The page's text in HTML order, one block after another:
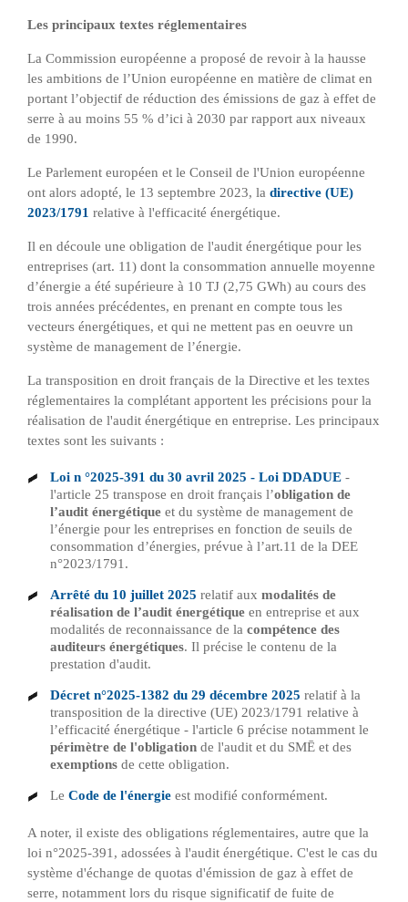
Les principaux textes réglementaires
La Commission européenne a proposé de revoir à la hausse
les ambitions de l’Union européenne en matière de climat en
portant l’objectif de réduction des émissions de gaz à effet de
serre à au moins 55 % d’ici à 2030 par rapport aux niveaux
de 1990.
Le Parlement européen et le Conseil de l'Union européenne
ont alors adopté, le 13 septembre 2023, la directive (UE)
2023/1791 relative à l'efficacité énergétique.
Il en découle une obligation de l'audit énergétique pour les
entreprises (art. 11) dont la consommation annuelle moyenne
d’énergie a été supérieure à 10 TJ (2,75 GWh) au cours des
trois années précédentes, en prenant en compte tous les
vecteurs énergétiques, et qui ne mettent pas en oeuvre un
système de management de l’énergie.
La transposition en droit français de la Directive et les textes
réglementaires la complétant apportent les précisions pour la
réalisation de l'audit énergétique en entreprise. Les principaux
textes sont les suivants :
Loi n °2025-391 du 30 avril 2025 - Loi DDADUE -
l'article 25 transpose en droit français l’obligation de
l’audit énergétiqueet du système de management de
l’énergie pour les entreprises en fonction de seuils de
consommation d’énergies, prévue à l’art.11 de la DEE
n°2023/1791.
Arrêté du 10 juillet 2025 relatif aux modalités de
réalisation de l’audit énergétiqueen entreprise et aux
modalités de reconnaissance de la compétence des
auditeurs énergétiques. Il précise le contenu de la
prestation d'audit.
Décret n°2025-1382 du 29 décembre 2025 relatif à la
transposition de la directive (UE) 2023/1791 relative à
l’efficacité énergétique - l'article 6 précise notamment le
périmètre de l'obligationde l'audit et du SMĒ et des
exemptionsde cette obligation.
Le Code de l'énergieest modifié conformément.
A noter, il existe des obligations réglementaires, autre que la
loi n°2025-391, adossées à l'audit énergétique. C'est le cas du
système d'échange de quotas d'émission de gaz à effet de
serre, notamment lors du risque significatif de fuite de